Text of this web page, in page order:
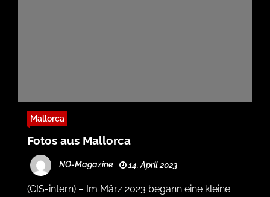
Mallorca
Fotos aus Mallorca
NO-Magazine 14. April 2023
(CIS-intern) – Im März 2023 begann eine kleine